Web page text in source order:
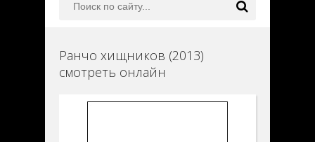
Ранчо хищников (2013)
смотреть онлайн